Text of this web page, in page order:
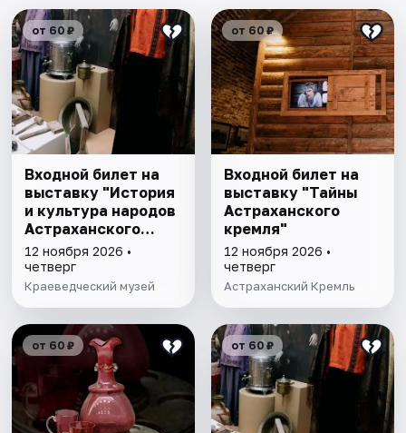
от 60 ₽
Входной билет на
выставку "История
и культура народов
Астраханского
края"
12 ноября 2026 •
четверг
Краеведческий музей
от 60 ₽
Входной билет на
выставку "Тайны
Астраханского
кремля"
12 ноября 2026 •
четверг
Астраханский Кремль
от 60 ₽ от 60 ₽